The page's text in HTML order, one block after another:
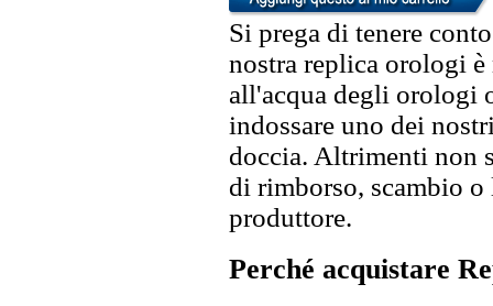
Si prega di tenere
nostra replica orologi
all'acqua degli orologi
indossare uno dei
doccia. Altrimenti non
di rimborso, scambio
produttore.
Perché acquistare